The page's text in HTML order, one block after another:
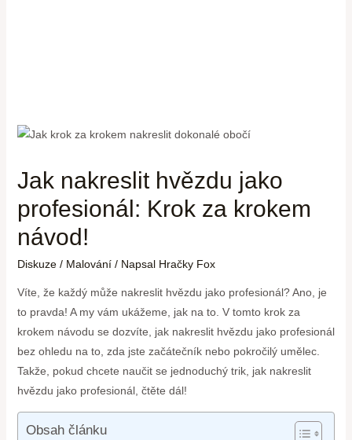
Jak nakreslit hvězdu jako
profesionál: Krok za krokem
návod!
Diskuze / Malování/ Napsal Hračky Fox
Víte, že každý může nakreslit hvězdu jako profesionál? Ano, je
to pravda! A my vám ukážeme, jak na to. V tomto krok za
krokem návodu se dozvíte, jak nakreslit hvězdu jako profesionál
bez ohledu na to, zda jste začátečník nebo pokročilý umělec.
Takže, pokud chcete naučit se jednoduchý trik, jak nakreslit
hvězdu jako profesionál, čtěte dál!
Obsah článku